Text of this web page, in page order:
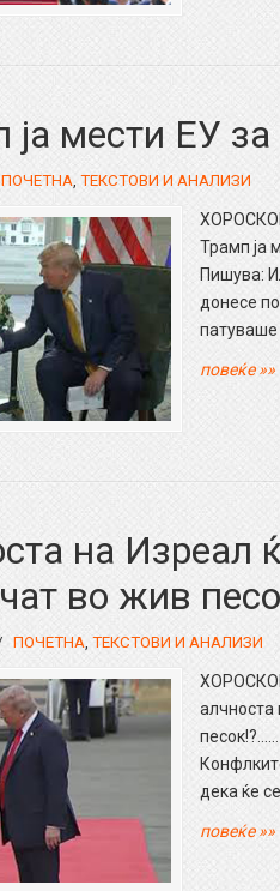
мести ЕУ за
ПОЧЕТНА, ТЕКСТОВИ И АНАЛИЗИ
Трамп ја
Пишува:
донесе
повеќе »»
на Изреал
во жив
ПОЧЕТНА, ТЕКСТОВИ И АНАЛИЗИ
алчноста
дека ќе
повеќе »»